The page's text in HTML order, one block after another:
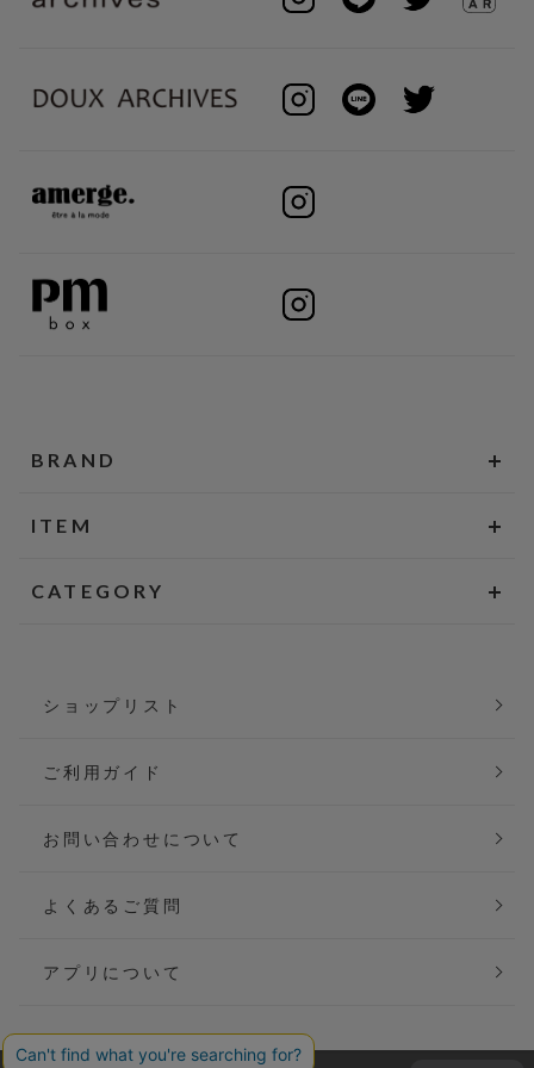
BRAND
ITEM
CATEGORY
ショップリスト
ご利用ガイド
お問い合わせについて
よくあるご質問
アプリについて